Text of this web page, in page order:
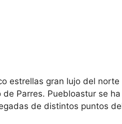
estrellas gran lujo del
de Parres. Puebloastur se
de distintos puntos